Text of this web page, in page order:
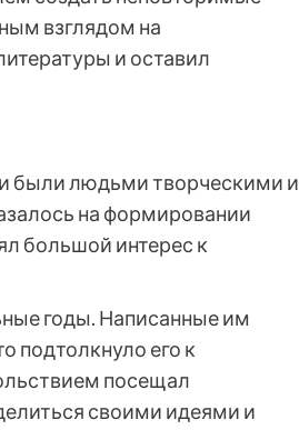
взглядом на
и оставил
были людьми творческими и
на формировании
большой интерес к
годы. Написанные им
подтолкнуло его к
посещал
своими идеями и